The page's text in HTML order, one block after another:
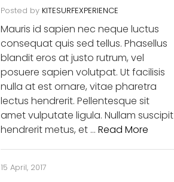
Posted by KITESURFEXPERIENCE
Mauris id sapien nec neque luctus
consequat quis sed tellus. Phasellus
blandit eros at justo rutrum, vel
posuere sapien volutpat. Ut facilisis
nulla at est ornare, vitae pharetra
lectus hendrerit. Pellentesque sit
amet vulputate ligula. Nullam suscipit
hendrerit metus, et … Read More
15 April, 2017